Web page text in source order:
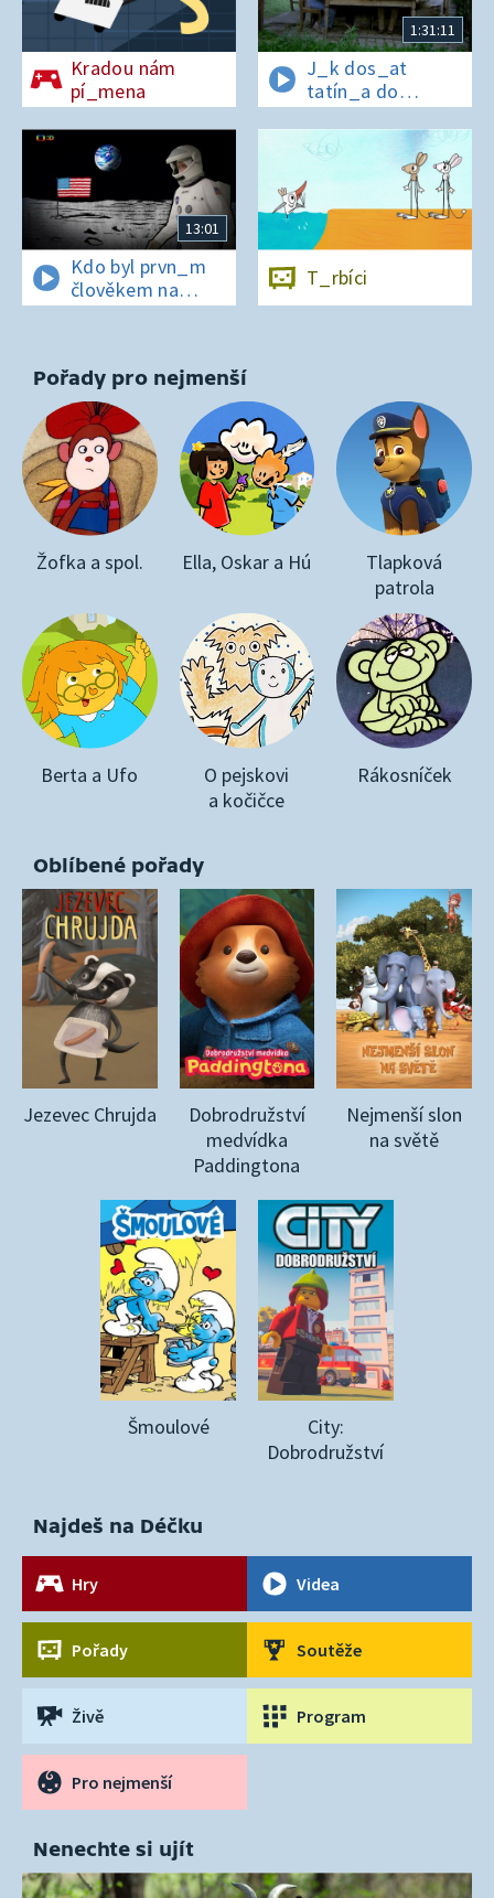
Kradou nám
pí_mena
1:31:11
J_k dos_at
tatín_a do
polepš_vny
13:01
Kdo byl prvn_m
člověkem na
Měs_ci?
T_rbíci
Pořady pro nejmenší
Žofka a spol. Ella, Oskar a Hú
Tlapková
patrola
Berta a Ufo
O pejskovi
a kočičce
Rákosníček
Oblíbené pořady
Jezevec Chrujda
Dobrodružství
medvídka
Paddingtona
Nejmenší slon
na světě
Šmoulové
City:
Dobrodružství
Najdeš na Déčku
Hry Videa
Pořady Soutěže
Živě Program
Pro nejmenší
Nenechte si ujít